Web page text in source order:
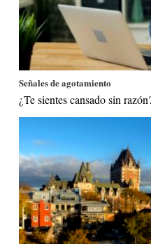
Señales de agotamiento
¿Te sientes cansado sin